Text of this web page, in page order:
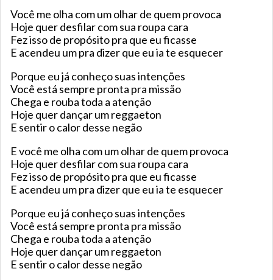
Você me olha com um olhar de quem provoca
Hoje quer desfilar com sua roupa cara
Fez isso de propósito pra que eu ficasse
E acendeu um pra dizer que eu ia te esquecer
Porque eu já conheço suas intenções
Você está sempre pronta pra missão
Chega e rouba toda a atenção
Hoje quer dançar um reggaeton
E sentir o calor desse negão
E você me olha com um olhar de quem provoca
Hoje quer desfilar com sua roupa cara
Fez isso de propósito pra que eu ficasse
E acendeu um pra dizer que eu ia te esquecer
Porque eu já conheço suas intenções
Você está sempre pronta pra missão
Chega e rouba toda a atenção
Hoje quer dançar um reggaeton
E sentir o calor desse negão